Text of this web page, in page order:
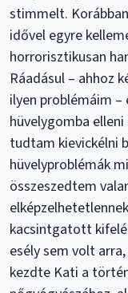
stimmelt.
idővel egyre
horrorisztikusan
Ráadásul – ahhoz
ilyen problémáim
hüvelygomba
tudtam kievickélni
hüvelyproblémák
összeszedtem
kacsintgatott
esély sem volt
kezdte Kati a